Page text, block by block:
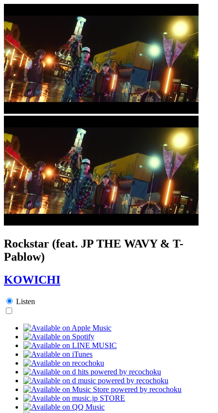
Rockstar (feat. JP THE WAVY & T-
Pablow)
KOWICHI
Listen